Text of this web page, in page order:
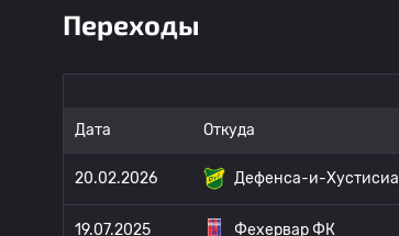
Переходы
Дата Откуда
20.02.2026 Дефенса-и-Хустисиа
19.07.2025 Фехервар ФК